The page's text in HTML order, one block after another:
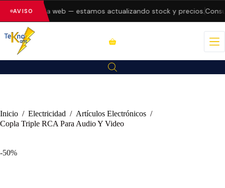
AVISO
errores en la web — estamos actualizando stock y precios.
Inicio / Electricidad / Artículos Electrónicos /
Copla Triple RCA Para Audio Y Video
-50%